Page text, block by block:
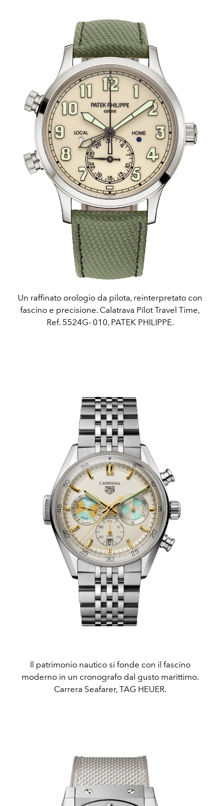
Un raffinato orologio da pilota, reinterpretato con
fascino e precisione. Calatrava Pilot Travel Time,
Ref. 5524G- 010, PATEK PHILIPPE.
Il patrimonio nautico si fonde con il fascino
moderno in un cronografo dal gusto marittimo.
Carrera Seafarer, TAG HEUER.